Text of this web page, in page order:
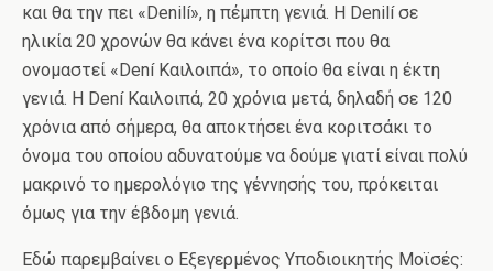
και θα την πει «Denilí», η πέμπτη γενιά. Η Denilí σε
ηλικία 20 χρονών θα κάνει ένα κορίτσι που θα
ονομαστεί «Dení Καιλοιπά», το οποίο θα είναι η έκτη
γενιά. Η Dení Καιλοιπά, 20 χρόνια μετά, δηλαδή σε 120
χρόνια από σήμερα, θα αποκτήσει ένα κοριτσάκι το
όνομα του οποίου αδυνατούμε να δούμε γιατί είναι πολύ
μακρινό το ημερολόγιο της γέννησής του, πρόκειται
όμως για την έβδομη γενιά.
Εδώ παρεμβαίνει ο Εξεγερμένος Υποδιοικητής Μοϊσές: